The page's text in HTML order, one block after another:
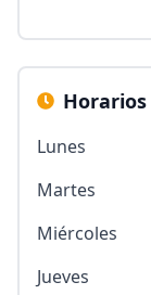
Horarios
Lunes
Martes
Miércoles
Jueves